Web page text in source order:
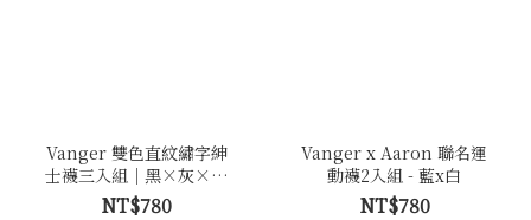
Vanger 雙色直紋繡字紳
士襪三入組｜黑×灰×丈
青
NT$780
Vanger x Aaron 聯名運
動襪2入組 - 藍x白
NT$780